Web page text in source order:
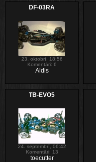
DF-03RA
23. oktobrī, 18:56
Komentāri: 6
Aldis
TB-EVO5
24. septembrī, 06:42
Komentāri: 13
toecutter